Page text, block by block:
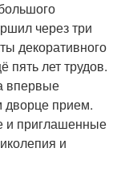
через три
декоративного
пять лет трудов.
впервые
дворце прием.
и приглашенные
и